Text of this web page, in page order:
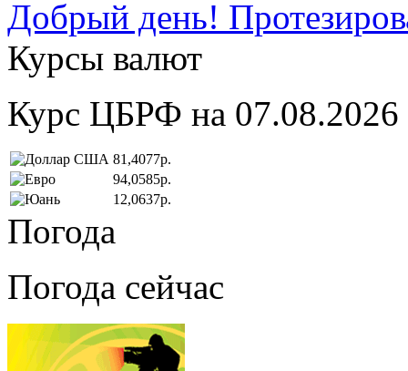
Добрый день!
Курсы валют
Курс ЦБРФ на 07.08.2026
81,4077р.
94,0585р.
12,0637р.
Погода
Погода сейчас